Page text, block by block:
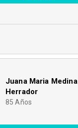
Juana Maria Medina
Herrador
85 Años